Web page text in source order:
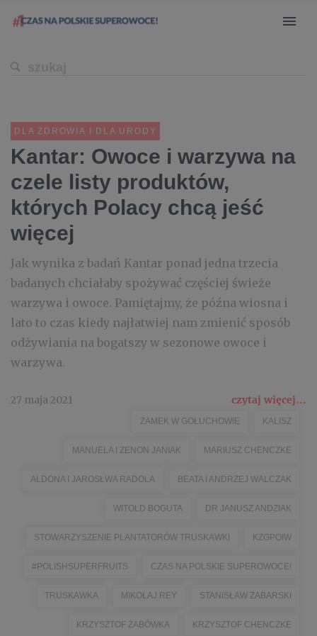
DLA ZDROWIA I DLA URODY
Kantar: Owoce i warzywa na
czele listy produktów,
których Polacy chcą jeść
więcej
Jak wynika z badań Kantar ponad jedna trzecia
badanych chciałaby spożywać częściej świeże
warzywa i owoce. Pamiętajmy, że późna wiosna i
lato to czas kiedy najłatwiej nam zmienić sposób
odżywiania na bogatszy w sezonowe owoce i
warzywa.
27 maja 2021 czytaj więcej...
ZAMEK W GOŁUCHOWIE KALISZ
MANUELA I ZENON JANIAK MARIUSZ CHENCZKE
ALDONA I JAROSŁWA RADOLA BEATA I ANDRZEJ WALCZAK
WITOLD BOGUTA DR JANUSZ ANDZIAK
STOWARZYSZENIE PLANTATORÓW TRUSKAWKI KZGPOIW
#POLISHSUPERFRUITS CZAS NA POLSKIE SUPEROWOCE!
TRUSKAWKA MIKOŁAJ REY STANISŁAW ZABARSKI
KRZYSZTOF ŻABÓWKA KRZYSZTOF CHENCZKE